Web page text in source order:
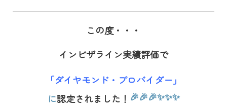
この度・・・
インビザライン実績評価で
「ダイヤモンド・プロバイダー」
に認定されました！ 🎉🎉🎉✨✨✨